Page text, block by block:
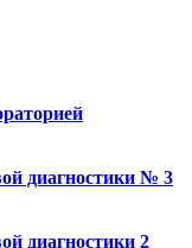
диагностики № 3
диагностики 2